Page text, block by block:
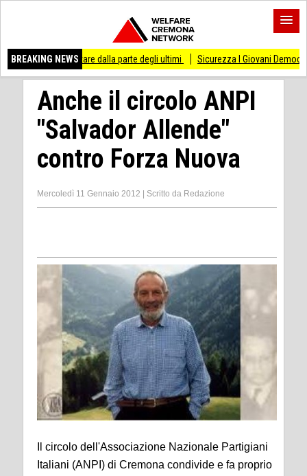
BREAKING NEWS
stare dalla parte degli ultimi Sicurezza I Giovani Democratici ribattono ai
Anche il circolo ANPI
"Salvador Allende"
contro Forza Nuova
Mercoledì 11 Gennaio 2012 Scritto da Redazione
Il circolo dell'Associazione Nazionale Partigiani
Italiani (ANPI) di Cremona condivide e fa proprio